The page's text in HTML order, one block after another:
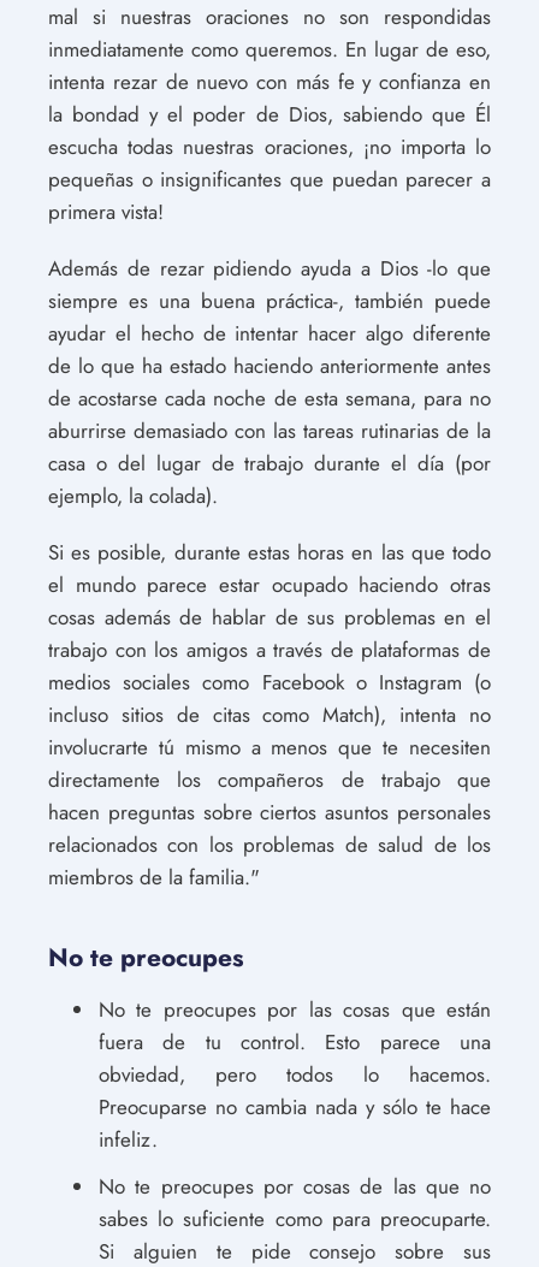
mal si nuestras oraciones no son respondidas
inmediatamente como queremos. En lugar de eso,
intenta rezar de nuevo con más fe y confianza en
la bondad y el poder de Dios, sabiendo que Él
escucha todas nuestras oraciones, ¡no importa lo
pequeñas o insignificantes que puedan parecer a
primera vista!
Además de rezar pidiendo ayuda a Dios -lo que
siempre es una buena práctica-, también puede
ayudar el hecho de intentar hacer algo diferente
de lo que ha estado haciendo anteriormente antes
de acostarse cada noche de esta semana, para no
aburrirse demasiado con las tareas rutinarias de la
casa o del lugar de trabajo durante el día (por
ejemplo, la colada).
Si es posible, durante estas horas en las que todo
el mundo parece estar ocupado haciendo otras
cosas además de hablar de sus problemas en el
trabajo con los amigos a través de plataformas de
medios sociales como Facebook o Instagram (o
incluso sitios de citas como Match), intenta no
involucrarte tú mismo a menos que te necesiten
directamente los compañeros de trabajo que
hacen preguntas sobre ciertos asuntos personales
relacionados con los problemas de salud de los
miembros de la familia."
No te preocupes
No te preocupes por las cosas que están
fuera de tu control. Esto parece una
obviedad, pero todos lo hacemos.
Preocuparse no cambia nada y sólo te hace
infeliz.
No te preocupes por cosas de las que no
sabes lo suficiente como para preocuparte.
Si alguien te pide consejo sobre sus